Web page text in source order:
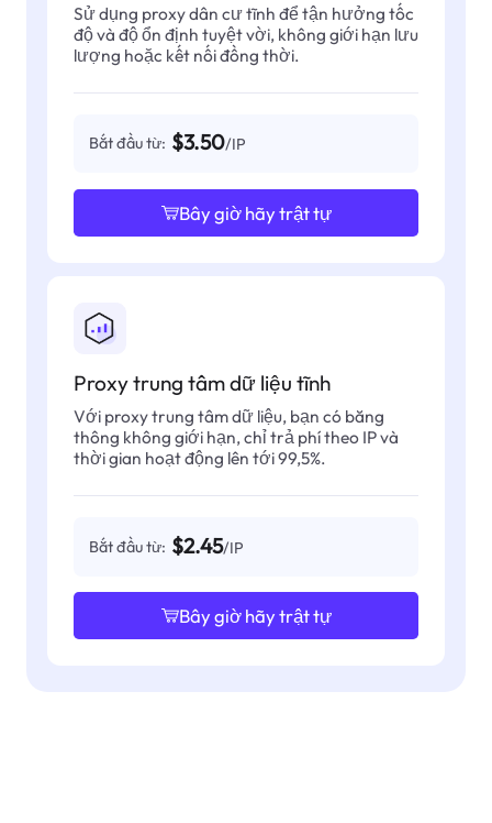
Sử dụng proxy dân cư tĩnh để tận hưởng tốc
độ và độ ổn định tuyệt vời, không giới hạn lưu
lượng hoặc kết nối đồng thời.
Bắt đầu từ: $3.50/IP
Bây giờ hãy trật tự
Proxy trung tâm dữ liệu tĩnh
Với proxy trung tâm dữ liệu, bạn có băng
thông không giới hạn, chỉ trả phí theo IP và
thời gian hoạt động lên tới 99,5%.
Bắt đầu từ: $2.45/IP
Bây giờ hãy trật tự